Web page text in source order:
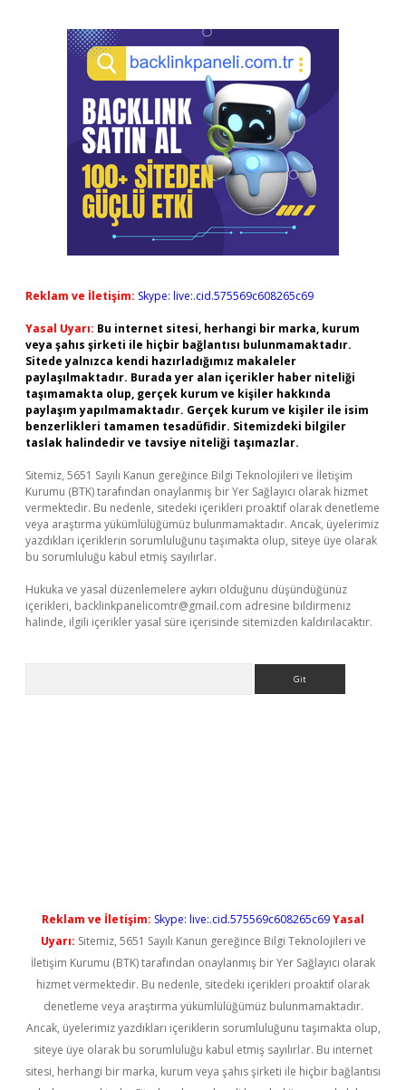
Reklam ve İletişim: Skype: live:.cid.575569c608265c69
Yasal Uyarı: Bu internet sitesi, herhangi bir marka, kurum
veya şahıs şirketi ile hiçbir bağlantısı bulunmamaktadır.
Sitede yalnızca kendi hazırladığımız makaleler
paylaşılmaktadır. Burada yer alan içerikler haber niteliği
taşımamakta olup, gerçek kurum ve kişiler hakkında
paylaşım yapılmamaktadır. Gerçek kurum ve kişiler ile isim
benzerlikleri tamamen tesadüfidir. Sitemizdeki bilgiler
taslak halindedir ve tavsiye niteliği taşımazlar.
Sitemiz, 5651 Sayılı Kanun gereğince Bilgi Teknolojileri ve İletişim
Kurumu (BTK) tarafından onaylanmış bir Yer Sağlayıcı olarak hizmet
vermektedir. Bu nedenle, sitedeki içerikleri proaktif olarak denetleme
veya araştırma yükümlülüğümüz bulunmamaktadır. Ancak, üyelerimiz
yazdıkları içeriklerin sorumluluğunu taşımakta olup, siteye üye olarak
bu sorumluluğu kabul etmiş sayılırlar.
Hukuka ve yasal düzenlemelere aykırı olduğunu düşündüğünüz
içerikleri, backlinkpanelicomtr@gmail.com adresine bildirmeniz
halinde, ilgili içerikler yasal süre içerisinde sitemizden kaldırılacaktır.
Reklam ve İletişim: Skype: live:.cid.575569c608265c69Yasal
Uyarı: Sitemiz, 5651 Sayılı Kanun gereğince Bilgi Teknolojileri ve
İletişim Kurumu (BTK) tarafından onaylanmış bir Yer Sağlayıcı olarak
hizmet vermektedir. Bu nedenle, sitedeki içerikleri proaktif olarak
denetleme veya araştırma yükümlülüğümüz bulunmamaktadır.
Ancak, üyelerimiz yazdıkları içeriklerin sorumluluğunu taşımakta olup,
siteye üye olarak bu sorumluluğu kabul etmiş sayılırlar. Bu internet
sitesi, herhangi bir marka, kurum veya şahıs şirketi ile hiçbir bağlantısı